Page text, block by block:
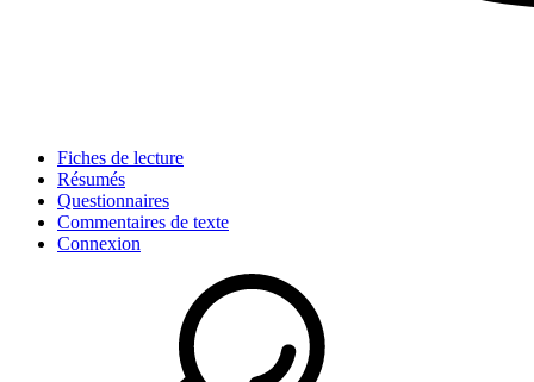
Fiches de lecture
Résumés
Questionnaires
Commentaires de texte
Connexion